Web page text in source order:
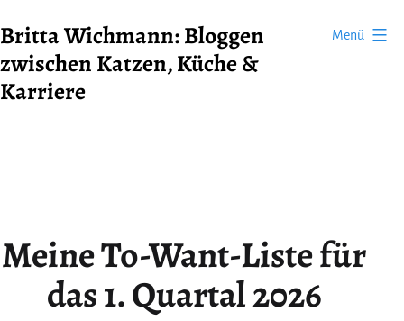
Inhalt
springen
Britta Wichmann: Bloggen
zwischen Katzen, Küche &
Karriere
Menü
Meine To-Want-Liste für
das 1. Quartal 2026